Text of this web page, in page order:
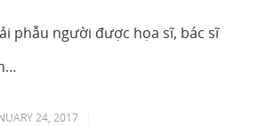
phẫu người được họa sĩ, bác sĩ
24, 2017